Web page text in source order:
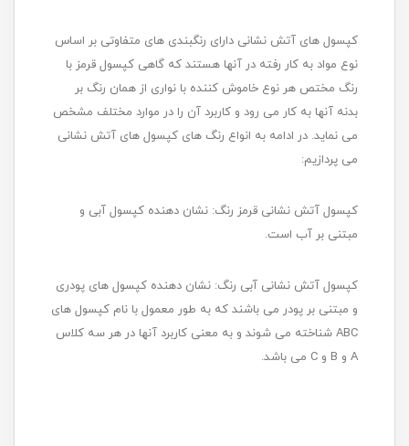
کپسول های آتش نشانی دارای رنگبندی های متفاوتی بر اساس
نوع مواد به کار رفته در آنها هستند که گاهی کپسول قرمز با
رنگ مختص هر نوع خاموش کننده با نواری از همان رنگ بر
بدنه آنها به کار می رود و کاربرد آن را در موارد مختلف مشخص
می نماید. در ادامه به انواع رنگ های کپسول های آتش نشانی
می پردازیم:
کپسول آتش نشانی قرمز رنگ: نشان دهنده کپسول آبی و
مبتنی بر آب است.
کپسول آتش نشانی آبی رنگ: نشان دهنده کپسول های پودری
و مبتنی بر پودر می باشند که به طور معمول با نام کپسول های
ABC شناخته می شوند و به معنی کاربرد آنها در هر سه کلاس
A و B و C می باشد.